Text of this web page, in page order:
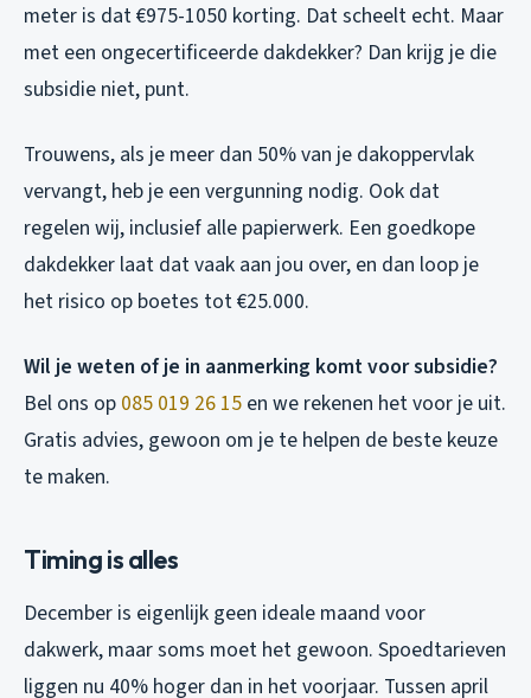
meter is dat €975-1050 korting. Dat scheelt echt. Maar
met een ongecertificeerde dakdekker? Dan krijg je die
subsidie niet, punt.
Trouwens, als je meer dan 50% van je dakoppervlak
vervangt, heb je een vergunning nodig. Ook dat
regelen wij, inclusief alle papierwerk. Een goedkope
dakdekker laat dat vaak aan jou over, en dan loop je
het risico op boetes tot €25.000.
Wil je weten of je in aanmerking komt voor subsidie?
Bel ons op 085 019 26 15 en we rekenen het voor je uit.
Gratis advies, gewoon om je te helpen de beste keuze
te maken.
Timing is alles
December is eigenlijk geen ideale maand voor
dakwerk, maar soms moet het gewoon. Spoedtarieven
liggen nu 40% hoger dan in het voorjaar. Tussen april